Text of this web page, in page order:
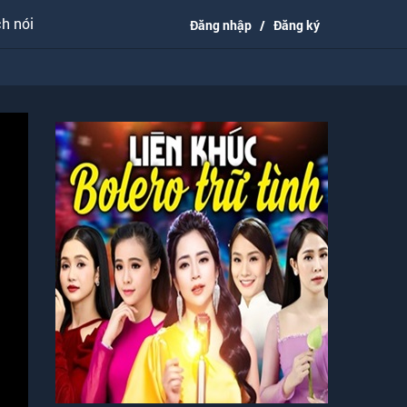
nói Đăng nhập / Đăng ký